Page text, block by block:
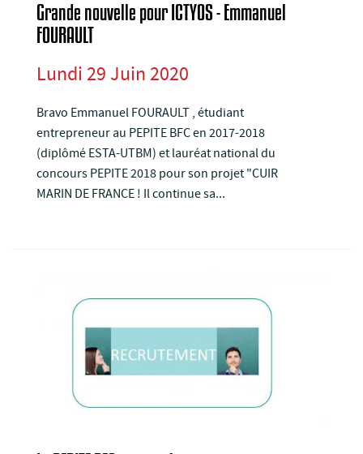
Grande nouvelle pour ICTYOS - Emmanuel
FOURAULT
Lundi 29 Juin 2020
Bravo Emmanuel FOURAULT , étudiant
entrepreneur au PEPITE BFC en 2017-2018
(diplômé ESTA-UTBM) et lauréat national du
concours PEPITE 2018 pour son projet "CUIR
MARIN DE FRANCE ! Il continue sa...